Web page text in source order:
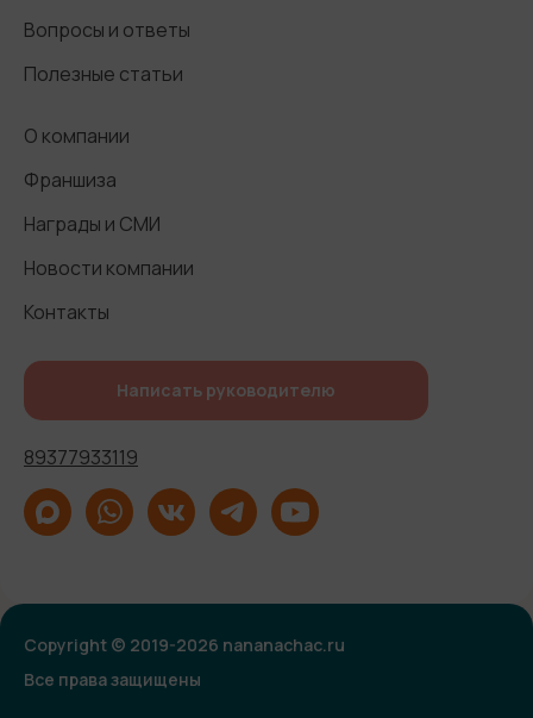
Вопросы и ответы
Полезные статьи
О компании
Франшиза
Награды и СМИ
Новости компании
Контакты
Написать руководителю
89377933119
Copyright © 2019-2026 nananachac.ru
Все права защищены